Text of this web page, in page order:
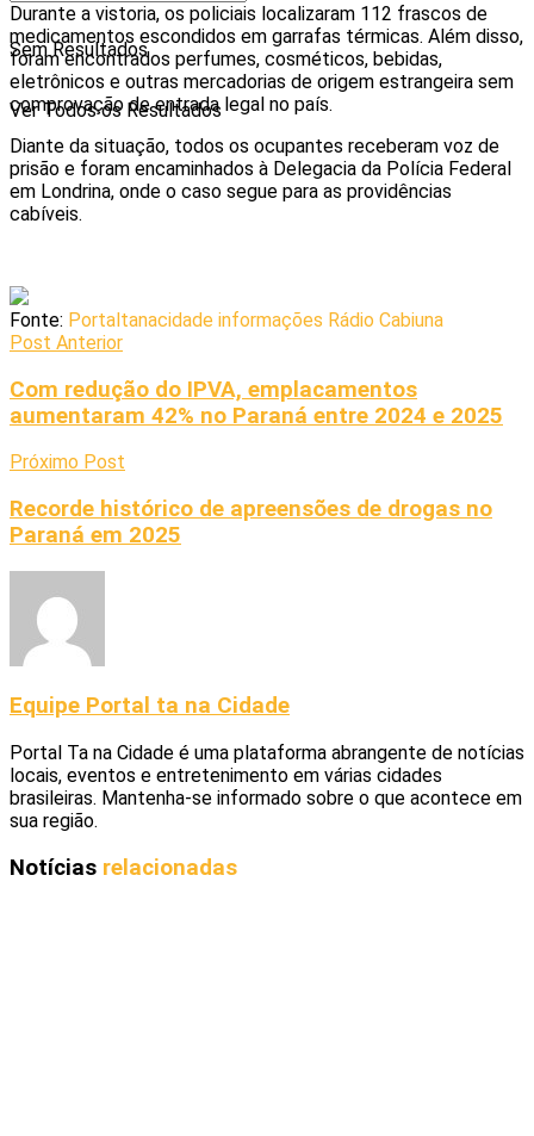
Sem Resultados
Ver Todos os Resultados
Durante a vistoria, os policiais localizaram 112 frascos de
medicamentos escondidos em garrafas térmicas. Além disso,
foram encontrados perfumes, cosméticos, bebidas,
eletrônicos e outras mercadorias de origem estrangeira sem
comprovação de entrada legal no país.
Diante da situação, todos os ocupantes receberam voz de
prisão e foram encaminhados à Delegacia da Polícia Federal
em Londrina, onde o caso segue para as providências
cabíveis.
Fonte: Portaltanacidade informações Rádio Cabiuna
Post Anterior
Com redução do IPVA, emplacamentos
aumentaram 42% no Paraná entre 2024 e 2025
Próximo Post
Recorde histórico de apreensões de drogas no
Paraná em 2025
Equipe Portal ta na Cidade
Portal Ta na Cidade é uma plataforma abrangente de notícias
locais, eventos e entretenimento em várias cidades
brasileiras. Mantenha-se informado sobre o que acontece em
sua região.
Notícias relacionadas